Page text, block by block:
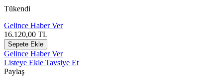
Tükendi
Gelince Haber Ver
16.120,00 TL
Sepete Ekle
Gelince Haber Ver
Listeye Ekle Tavsiye Et
Paylaş